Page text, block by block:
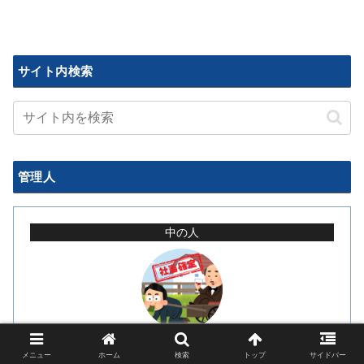
サイト内検索
管理人
中の人
涙目社畜
メニュー ホーム 検索 トップ サイドバー